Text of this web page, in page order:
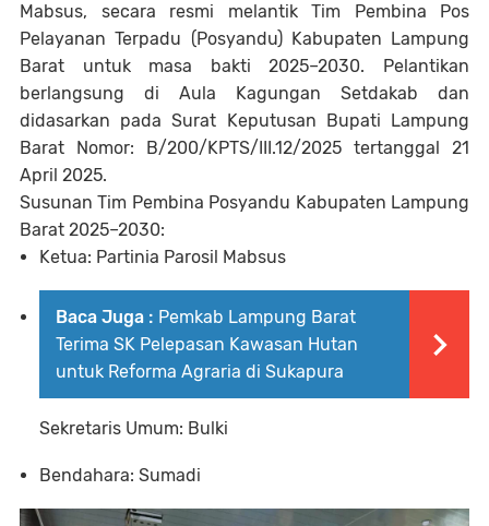
Mabsus, secara resmi melantik Tim Pembina Pos
Pelayanan Terpadu (Posyandu) Kabupaten Lampung
Barat untuk masa bakti 2025–2030. Pelantikan
berlangsung di Aula Kagungan Setdakab dan
didasarkan pada Surat Keputusan Bupati Lampung
Barat Nomor: B/200/KPTS/III.12/2025 tertanggal 21
April 2025.
Susunan Tim Pembina Posyandu Kabupaten Lampung
Barat 2025–2030:
Ketua: Partinia Parosil Mabsus
Baca Juga : Pemkab Lampung Barat
Terima SK Pelepasan Kawasan Hutan
untuk Reforma Agraria di Sukapura
Sekretaris Umum: Bulki
Bendahara: Sumadi